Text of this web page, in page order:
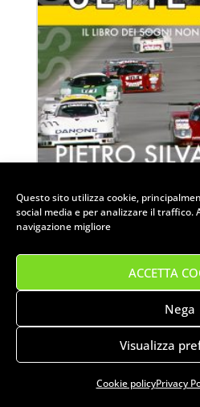
Questo sito utilizza cookie,
social media e per analizzare il traffico.
navigazione migliore
ACCETTA
Nega
Visualizza
Cookie policyPrivacy
14 FEBBRAIO
SETTE VITE